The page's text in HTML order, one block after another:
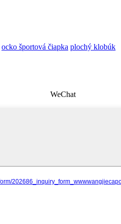
ocko športová čiapka plochý klobúk
WeChat